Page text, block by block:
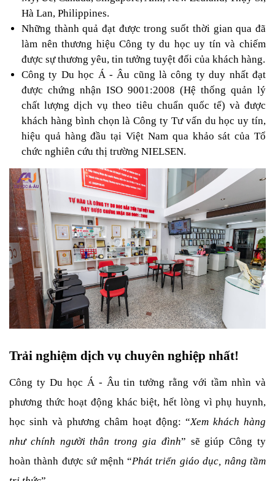
Hà Lan, Philippines.
Những thành quả đạt được trong suốt thời gian qua đã
làm nên thương hiệu Công ty du học uy tín và chiếm
được sự thương yêu, tin tưởng tuyệt đối của khách hàng.
Công ty Du học Á - Âu cũng là công ty duy nhất đạt
được chứng nhận ISO 9001:2008 (Hệ thống quản lý
chất lượng dịch vụ theo tiêu chuẩn quốc tế) và được
khách hàng bình chọn là Công ty Tư vấn du học uy tín,
hiệu quả hàng đầu tại Việt Nam qua khảo sát của Tổ
chức nghiên cứu thị trường NIELSEN.
Trải nghiệm dịch vụ chuyên nghiệp nhất!
Công ty Du học Á - Âu tin tưởng rằng với tầm nhìn và
phương thức hoạt động khác biệt, hết lòng vì phụ huynh,
học sinh và phương châm hoạt động: “Xem khách hàng
như chính người thân trong gia đình” sẽ giúp Công ty
hoàn thành được sứ mệnh “Phát triển giáo dục, nâng tầm